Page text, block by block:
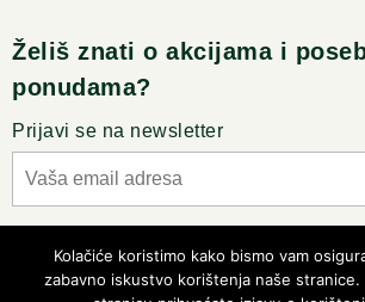
Želiš znati o akcijama i
ponudama?
Prijavi se na newsletter
Kolačiće koristimo kako bismo vam
zabavno iskustvo korištenja naše stranice.